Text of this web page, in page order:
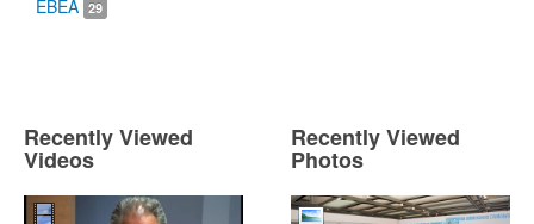
ΕΒΕΑ 29
Recently Viewed
Videos
Recently Viewed
Photos